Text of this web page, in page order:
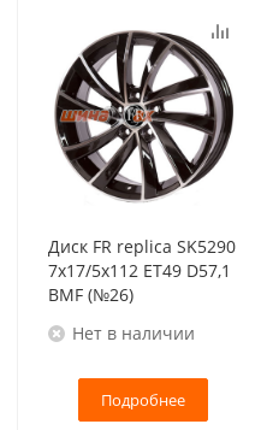
Диск FR replica SK5290
7x17/5x112 ET49 D57,1
BMF (№26)
Нет в наличии
Подробнее